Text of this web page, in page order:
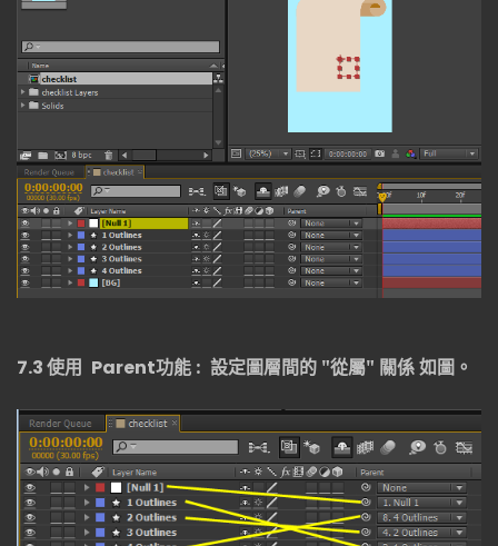
7.3使用 Parent功能 : 設定圖層間的 "從屬" 關係 如圖。